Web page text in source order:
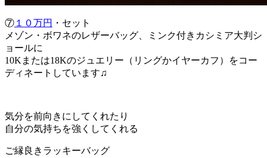
⑦ １０万円 ・セット
メゾン・ボワネのレザーバッグ、ミンク付きカシミア大判シ
ョールに
10Kまたは18Kのジュエリー（リングかイヤーカフ）をコー
ディネートしています♫
気分を前向きにしてくれたり
自分の気持ちを強くしてくれる
ご縁良きラッキーバッグ